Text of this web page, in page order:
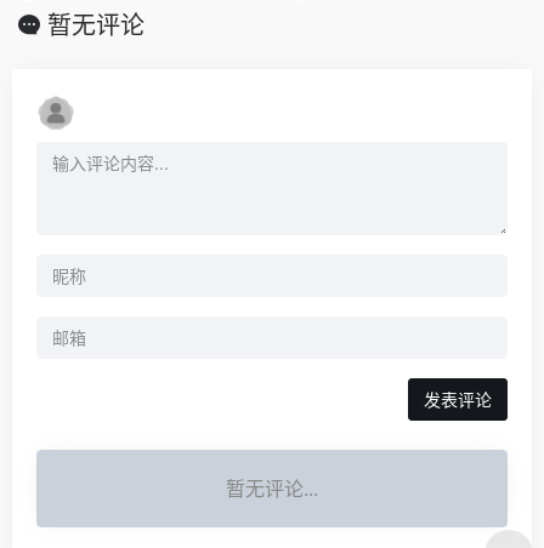
暂无评论
发表评论
暂无评论...